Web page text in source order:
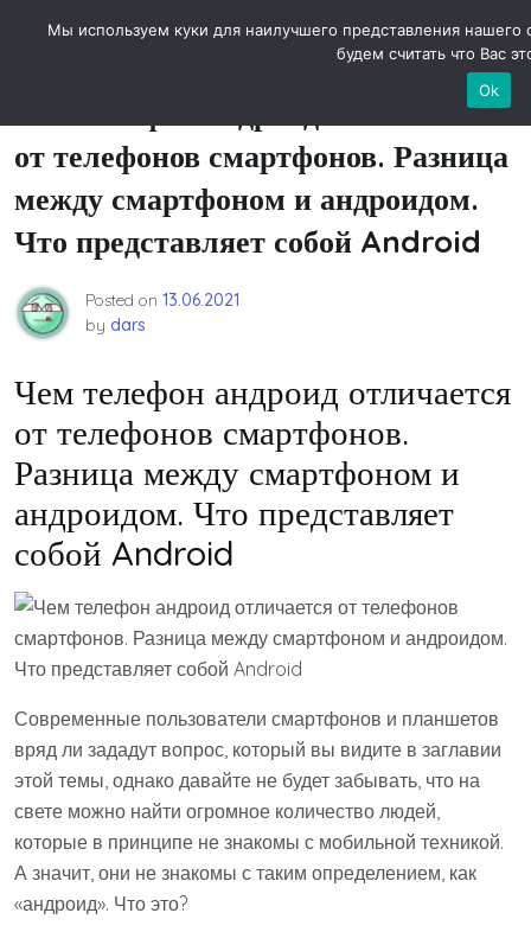
Новости технологий
Чем телефон андроид отличается
от телефонов смартфонов. Разница
между смартфоном и андроидом.
Что представляет собой Android
Posted on 13.06.2021
by dars
Чем телефон андроид отличается
от телефонов смартфонов.
Разница между смартфоном и
андроидом. Что представляет
собой Android
Современные пользователи смартфонов и планшетов
вряд ли зададут вопрос, который вы видите в заглавии
этой темы, однако давайте не будет забывать, что на
свете можно найти огромное количество людей,
которые в принципе не знакомы с мобильной техникой.
А значит, они не знакомы с таким определением, как
«андроид». Что это?
Мы используем куки для наилучшего представления нашего
будем считать что Вас
Ok